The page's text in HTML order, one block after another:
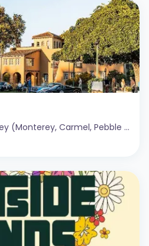
Péninsule de Monterey (Monterey, Carmel, Pebble Beach), Californie, USA